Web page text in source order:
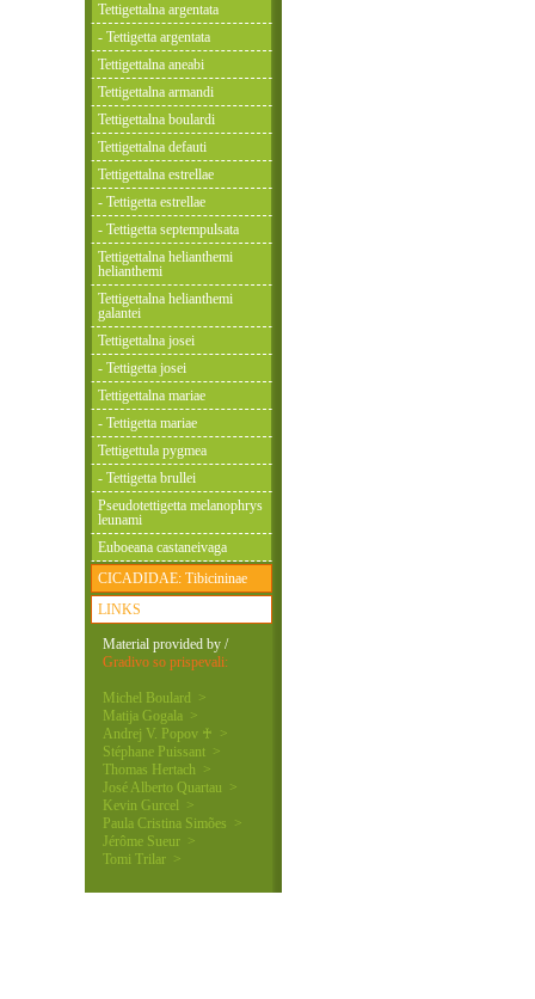
Tettigettalna argentata
- Tettigetta argentata
Tettigettalna aneabi
Tettigettalna armandi
Tettigettalna boulardi
Tettigettalna defauti
Tettigettalna estrellae
- Tettigetta estrellae
- Tettigetta septempulsata
Tettigettalna helianthemi
helianthemi
Tettigettalna helianthemi
galantei
Tettigettalna josei
- Tettigetta josei
Tettigettalna mariae
- Tettigetta mariae
Tettigettula pygmea
- Tettigetta brullei
Pseudotettigetta melanophrys
leunami
Euboeana castaneivaga
CICADIDAE: Tibicininae
LINKS
Material provided by /
Gradivo so prispevali:
Michel Boulard >
Matija Gogala >
Andrej V. Popov ♰ >
Stéphane Puissant >
Thomas Hertach >
José Alberto Quartau >
Kevin Gurcel >
Paula Cristina Simões >
Jérôme Sueur >
Tomi Trilar >